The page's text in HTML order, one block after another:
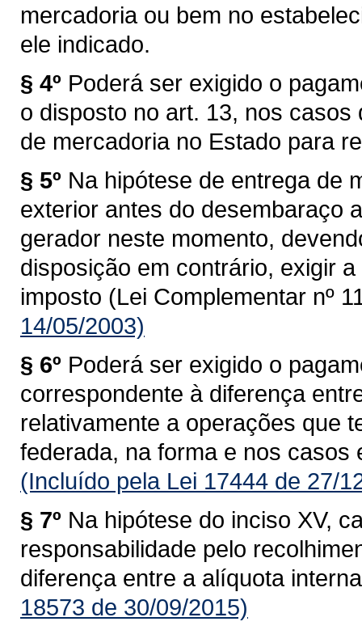
mercadoria ou bem no
ele indicado.
§ 4º Poderá ser exigido o
o disposto no art. 13, nos
de mercadoria no Estado para
§ 5º Na hipótese de entrega de
exterior antes do desembaraço
gerador neste momento,
disposição em contrário, exigir
imposto (Lei Complementar nº
14/05/2003)
§ 6º Poderá ser exigido o
correspondente à diferença
relativamente a operações que
federada, na forma e nos casos
(Incluído pela Lei 17444 de 27/
§ 7º Na hipótese do inciso XV,
responsabilidade pelo
diferença entre a alíquota
18573 de 30/09/2015)